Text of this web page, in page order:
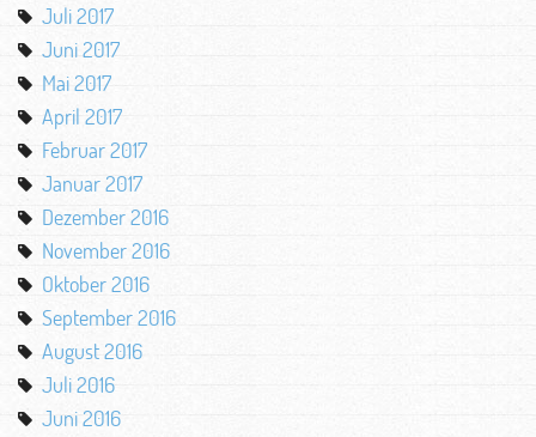
Juli 2017
Juni 2017
Mai 2017
April 2017
Februar 2017
Januar 2017
Dezember 2016
November 2016
Oktober 2016
September 2016
August 2016
Juli 2016
Juni 2016